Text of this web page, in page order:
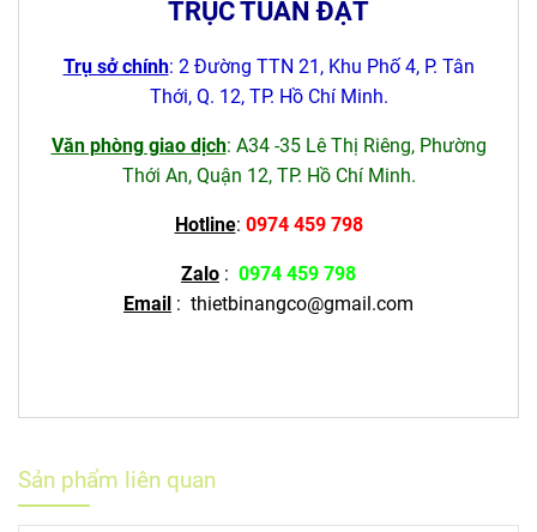
TRỤC TUẤN ĐẠT
Trụ sở chính: 2 Đường TTN 21, Khu Phố 4, P. Tân
Thới, Q. 12, TP. Hồ Chí Minh.
Văn phòng giao dịch: A34 -35 Lê Thị Riêng, Phường
Thới An, Quận 12, TP. Hồ Chí Minh.
Hotline: 0974 459 798
Zalo : 0974 459 798
Email : thietbinangco@gmail.com
Sản phẩm liên quan